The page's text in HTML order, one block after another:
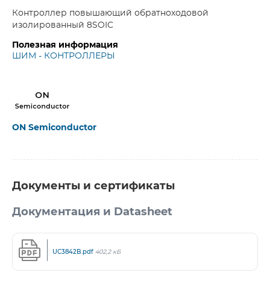
Контроллер повышающий обратноходовой
изолированный 8SOIC
Полезная информация
ШИМ - КОНТРОЛЛЕРЫ
ON Semiconductor
Документы и сертификаты
Документация и Datasheet
UC3842B.pdf 402,2 кБ